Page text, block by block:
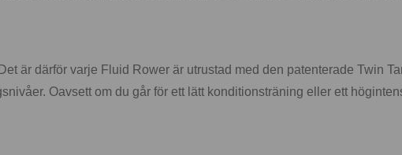
är därför varje Fluid Rower är utrustad med den patenterade Twin
Oavsett om du går för ett lätt konditionsträning eller ett